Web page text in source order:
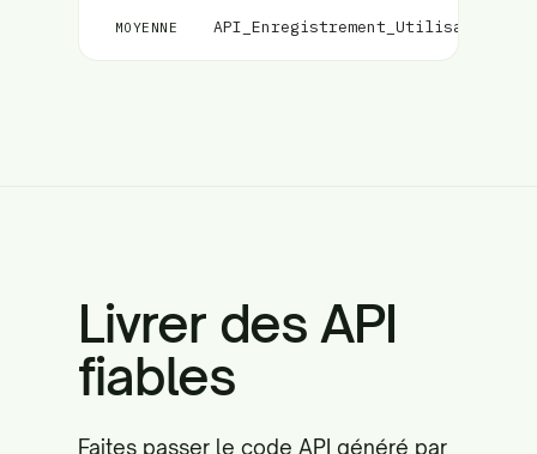
MOYENNE
Livrer des API
fiables
Faites passer le code API généré par